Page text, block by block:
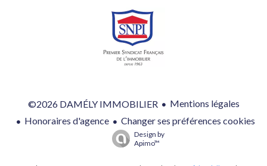
©2026 DAMÉLY IMMOBILIER
Mentions légales
Honoraires d'agence
Changer ses préférences cookies
Design by
Apimo™